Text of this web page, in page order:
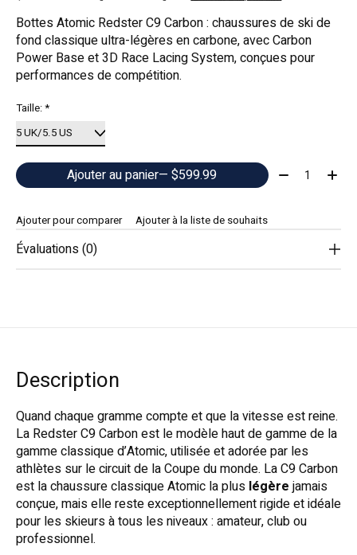
Bottes Atomic Redster C9 Carbon : chaussures de ski de
fond classique ultra-légères en carbone, avec Carbon
Power Base et 3D Race Lacing System, conçues pour
performances de compétition.
Taille:*
Ajouter au panier — $599.99 Quantité:
Ajouter pour comparer Ajouter à la liste de souhaits
Évaluations (0)
Description
Quand chaque gramme compte et que la vitesse est reine.
La Redster C9 Carbon est le modèle haut de gamme de la
gamme classique d’Atomic, utilisée et adorée par les
athlètes sur le circuit de la Coupe du monde. La C9 Carbon
est la chaussure classique Atomic la plus légèrejamais
conçue, mais elle reste exceptionnellement rigide et idéale
pour les skieurs à tous les niveaux : amateur, club ou
professionnel.